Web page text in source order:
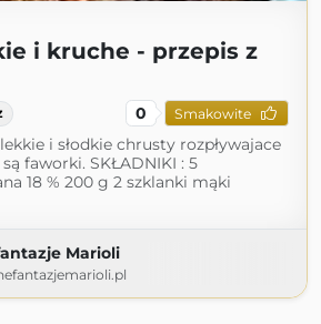
i kruche - przepis z
0 Smakowite
i słodkie chrusty rozpływajace
faworki. SKŁADNIKI : 5
18 % 200 g 2 szklanki mąki
Marioli